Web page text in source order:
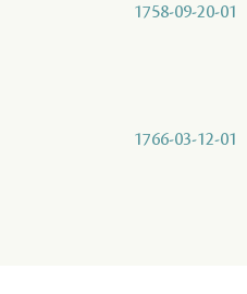
1758-09-20-01
1766-03-12-01